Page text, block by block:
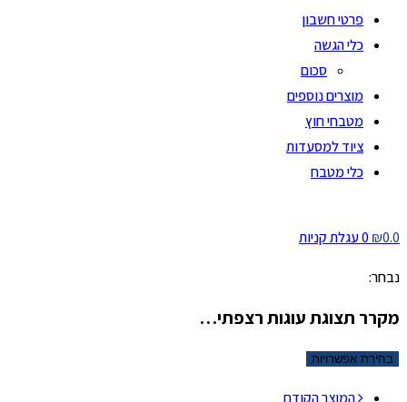
פרטי חשבון
כלי הגשה
סכום
מוצרים נוספים
מטבחי חוץ
ציוד למסעדות
כלי מטבח
₪0.0
0 עגלת קניות
נבחר:
מקרר תצוגת עוגות רצפתי…
בחירת אפשרויות
המוצר הקודם